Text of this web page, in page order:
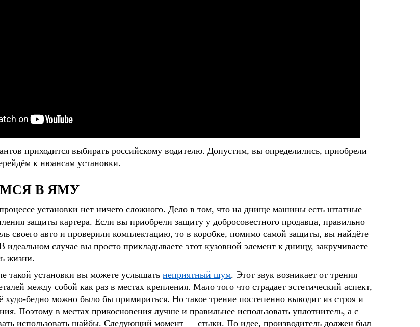
приходится выбирать российскому водителю. Допустим, вы определились, приобрели
к нюансам установки.
В ЯМУ
установки нет ничего сложного. Дело в том, что на днище машины есть штатные
защиты картера. Если вы приобрели защиту у добросовестного продавца, правильно
своего авто и проверили комплектацию, то в коробке, помимо самой защиты, вы найдёте
идеальном случае вы просто прикладываете этот кузовной элемент к днищу, закручиваете
жизни.
такой установки вы можете услышать неприятный шум. Этот звук возникает от трения
между собой как раз в местах крепления. Мало того что страдает эстетический аспект,
худо-бедно можно было бы примириться. Но такое трение постепенно выводит из строя и
Поэтому в местах прикосновения лучше и правильнее использовать уплотнитель, а с
использовать шайбы. Следующий момент — стыки. По идее, производитель должен был